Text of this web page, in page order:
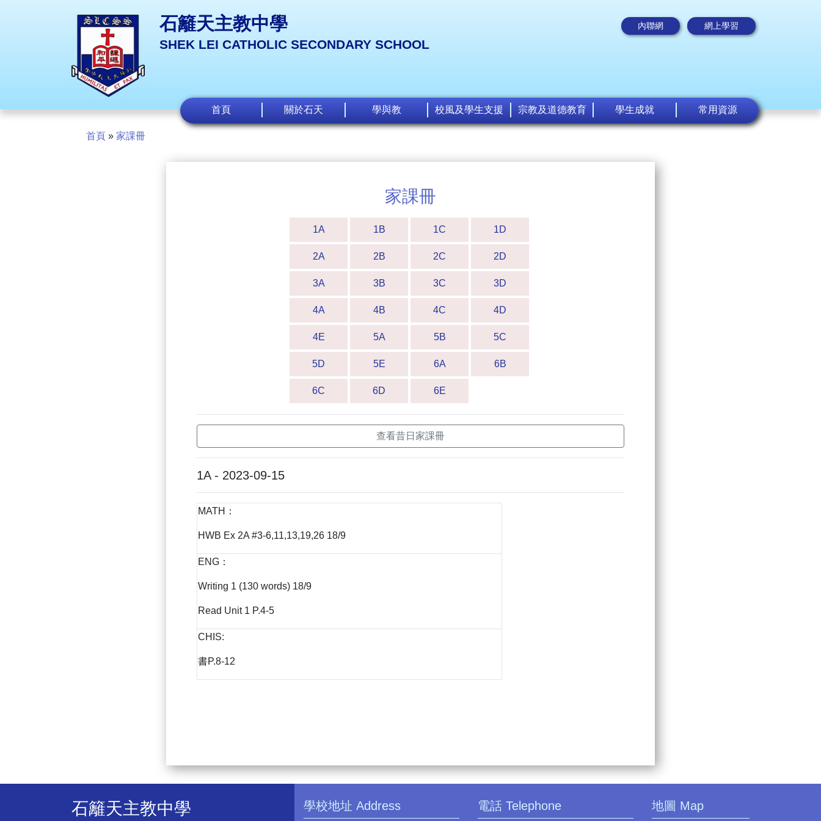
石籬天主教中學
SHEK LEI CATHOLIC SECONDARY SCHOOL
內聯網 網上學習
首頁 關於石天 學與教 校風及學生支援 宗教及道德教育 學生成就 常用資源
首頁 » 家課冊
家課冊
1A 1B 1C 1D
2A 2B 2C 2D
3A 3B 3C 3D
4A 4B 4C 4D
4E 5A 5B 5C
5D 5E 6A 6B
6C 6D 6E
查看昔日家課冊
1A - 2023-09-15
MATH：
HWB Ex 2A #3-6,11,13,19,26 18/9
ENG：
Writing 1 (130 words) 18/9
Read Unit 1 P.4-5
CHIS:
書P.8-12
石籬天主教中學 學校地址 Address 電話 Telephone 地圖 Map